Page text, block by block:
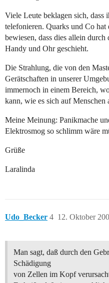
Viele Leute beklagen sich,
telefonieren. Quarks und Co
bewiesen, dass dies allein
Handy und Ohr geschieht.
Die Strahlung, die von den
Gerätschaften in unserer
immernoch in einem Bereich,
kann, wie es sich auf Menschen
Meine Meinung: Panikmache
Elektrosmog so schlimm wäre
Grüße
Laralinda
Udo_Becker 12. Oktober
4
Man sagt, daß durch den
Schädigung
von Zellen im Kopf